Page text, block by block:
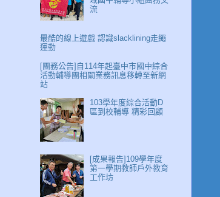
流
最酷的線上遊戲 認識slacklining走繩
運動
[團務公告]自114年起臺中市國中綜合
活動輔導團相關業務訊息移轉至新網
站
103學年度綜合活動D
區到校輔導 精彩回顧
[成果報告]109學年度
第一學期教師戶外教育
工作坊